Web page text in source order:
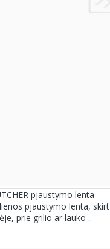
pjaustymo lenta
pjaustymo lenta,
prie grilio ar lauko ..